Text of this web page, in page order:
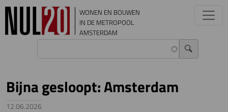
Overslaan en naar de inhoud gaan
WONEN EN BOUWEN
IN DE METROPOOL
AMSTERDAM
Bijna gesloopt: Amsterdam
12.06.2026